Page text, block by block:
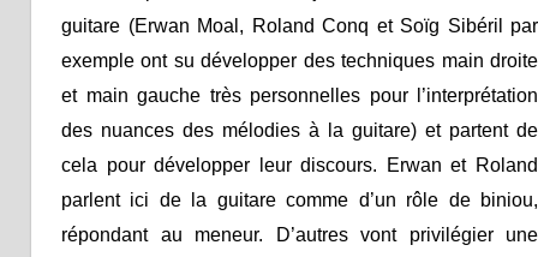
guitare (Erwan Moal, Roland Conq et Soïg Sibéril par
exemple ont su développer des techniques main droite
et main gauche très personnelles pour l’interprétation
des nuances des mélodies à la guitare) et partent de
cela pour développer leur discours. Erwan et Roland
parlent ici de la guitare comme d’un rôle de biniou,
répondant au meneur. D’autres vont privilégier une